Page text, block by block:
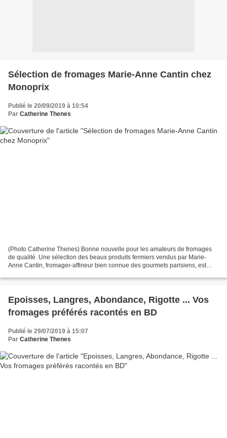
Sélection de fromages Marie-Anne Cantin chez
Monoprix
Publié le 20/09/2019 à 10:54
Par Catherine Thenes
(Photo Catherine Thenes) Bonne nouvelle pour les amateurs de fromages
de qualité. Une sélection des beaux produits fermiers vendus par Marie-
Anne Cantin, fromager-affineur bien connue des gourmets parisiens, est
Epoisses, Langres, Abondance, Rigotte ... Vos
fromages préférés racontés en BD
Publié le 29/07/2019 à 15:07
Par Catherine Thenes